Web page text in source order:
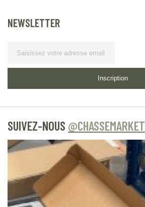
NEWSLETTER
Inscription
SUIVEZ-NOUS @CHASSEMARKET